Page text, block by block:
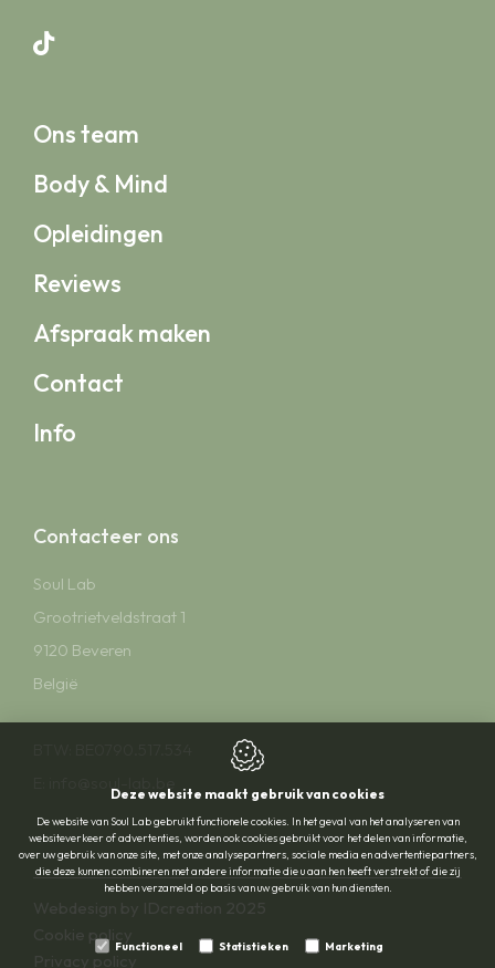
Ons team
Body & Mind
Opleidingen
Reviews
Afspraak maken
Contact
Info
Contacteer ons
Soul Lab
Grootrietveldstraat 1
9120 Beveren
België
Cookie policy
Deze website maakt gebruik van cookies
De website van Soul Lab gebruikt functionele cookies. In het geval van het analyseren van
websiteverkeer of advertenties, worden ook cookies gebruikt voor het delen van informatie,
over uw gebruik van onze site, met onze analysepartners, sociale media en advertentiepartners,
die deze kunnen combineren met andere informatie die u aan hen heeft verstrekt of die zij
hebben verzameld op basis van uw gebruik van hun diensten.
Functioneel Statistieken Marketing